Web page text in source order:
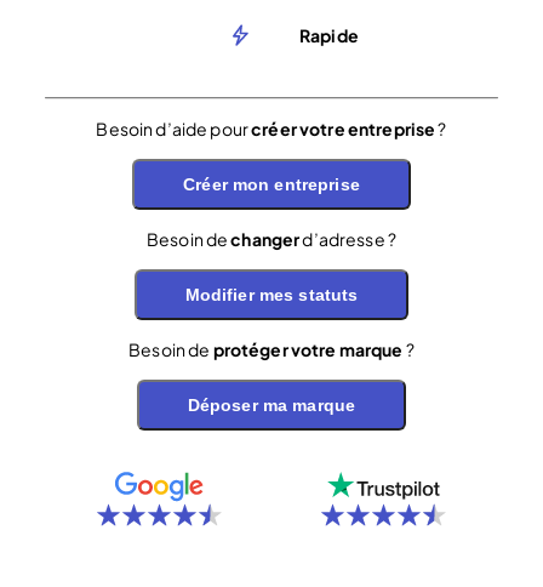
Rapide
Besoin d’aide pourcréer votre entreprise?
Créer mon entreprise
Besoin dechangerd’adresse ?
Modifier mes statuts
Besoin de protéger votre marque ?
Déposer ma marque